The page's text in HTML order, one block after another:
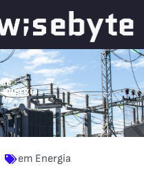
energia
em Energia